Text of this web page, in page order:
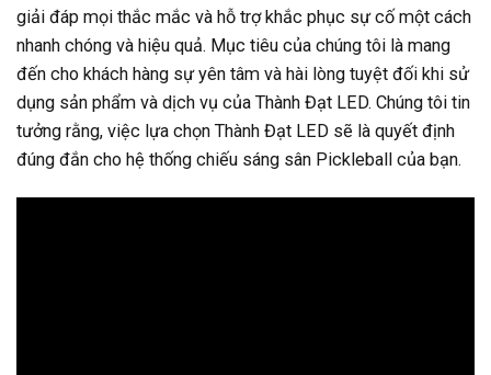
giải đáp mọi thắc mắc và hỗ trợ khắc phục sự cố một cách
nhanh chóng và hiệu quả. Mục tiêu của chúng tôi là mang
đến cho khách hàng sự yên tâm và hài lòng tuyệt đối khi sử
dụng sản phẩm và dịch vụ của Thành Đạt LED. Chúng tôi tin
tưởng rằng, việc lựa chọn Thành Đạt LED sẽ là quyết định
đúng đắn cho hệ thống chiếu sáng sân Pickleball của bạn.